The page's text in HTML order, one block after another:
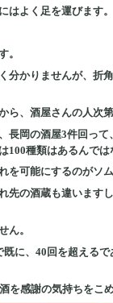
はよく足を運びます。
。
分かりませんが、折
ら、酒屋さんの人次第
長岡の酒屋3件回っ
100種類はあるんで
を可能にするのがソ
先の酒蔵も違います
ん。
に、40回を超えるで
を感謝の気持ちをこ